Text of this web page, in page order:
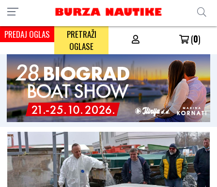
PREDAJ OGLAS
PRETRAŽI
OGLASE
(0)